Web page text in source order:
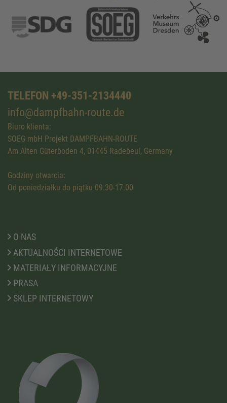
TELEFON +49-351-2134440
info@dampfbahn-route.de
Biuro klienta:
SOEG mbH Projekt DAMPFBAHN-ROUTE
Am Alten Güterboden 4, 01445 Radebeul, Germany
Godziny otwarcia:
Od poniedziałku do piątku 09.30-17.00
O NAS
AKTUALNOŚCI INTERNETOWE
MATERIAŁY INFORMACYJNE
PRASA
SKLEP INTERNETOWY